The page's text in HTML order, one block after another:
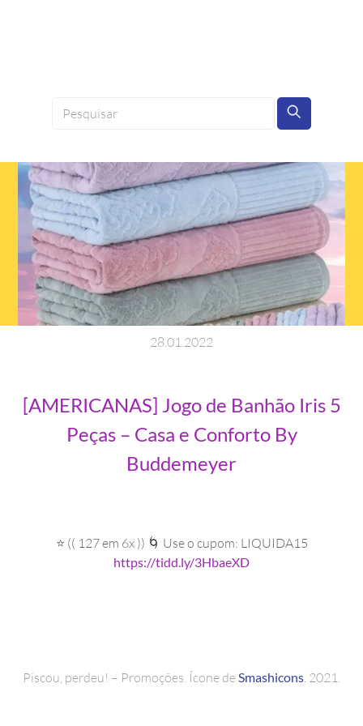
2801 2022
[AMERICANAS] Jogo de Banhão Iris 5
Peças – Casa e Conforto By
Buddemeyer
⭐ (( 127 em 6x )) 🌀 Use o cupom: LIQUIDA15
https://tidd.ly/3HbaeXD
Piscou, perdeu! – Promoções. Ícone de Smashicons . 2021.